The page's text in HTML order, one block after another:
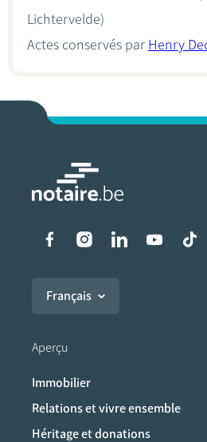
Lichtervelde)
Actes conservés par Henry
Liens vers
Français
Aperçu
Immobilier
Relations et vivre ensemble
Héritage et donations